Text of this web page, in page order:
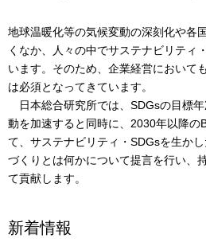
地球温暖化等の気候変動の深刻化や各
くなか、人々の中でサステナビリティ
います。そのため、企業経営において
は必須となってきています。
日本総合研究所では、SDGsの目標
動を加速すると同時に、2030年以降の
て、サステナビリティ・SDGsを生か
づくりとは何かについて提言を行い、
て貢献します。
新着情報